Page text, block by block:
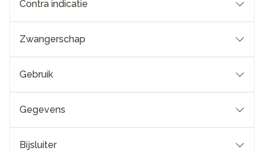
Contra indicatie
Zwangerschap
Gebruik
Gegevens
Bijsluiter